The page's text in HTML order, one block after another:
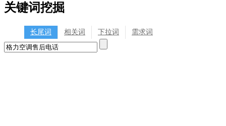
关键词挖掘
长尾词 相关词 下拉词 需求词